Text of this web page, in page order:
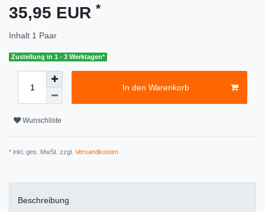
35,95 EUR *
Inhalt 1 Paar
Zustellung in 1 - 3 Werktagen*
In den Warenkorb
Wunschliste
* inkl. ges. MwSt. zzgl. Versandkosten
Beschreibung